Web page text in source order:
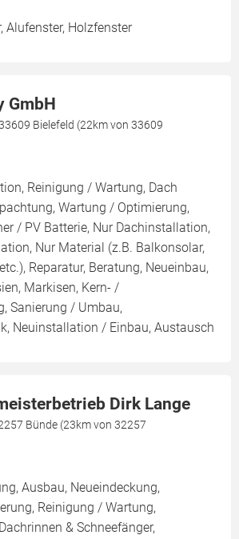
Alufenster, Holzfenster
GmbH
Bielefeld (22km von 33609
Reinigung / Wartung, Dach
Wartung / Optimierung,
/ PV Batterie, Nur Dachinstallation,
Nur Material (z.B. Balkonsolar,
Reparatur, Beratung, Neueinbau,
Markisen, Kern- /
Sanierung / Umbau,
Neuinstallation / Einbau, Austausch
Dirk Lange
Bünde (23km von 32257
Ausbau, Neueindeckung,
Reinigung / Wartung,
& Schneefänger,